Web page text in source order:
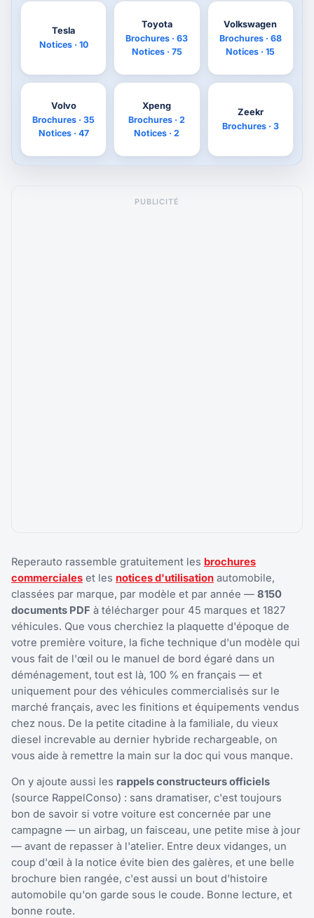
Tesla
Notices · 10
Toyota
Brochures · 63
Notices · 75
Volkswagen
Brochures · 68
Notices · 15
Volvo
Brochures · 35
Notices · 47
Xpeng
Brochures · 2
Notices · 2
Zeekr
Brochures · 3
PUBLICITÉ
Reperauto rassemble gratuitement les brochures
commerciales et les notices d'utilisation automobile,
classées par marque, par modèle et par année — 8150
documents PDF à télécharger pour 45 marques et 1827
véhicules. Que vous cherchiez la plaquette d'époque de
votre première voiture, la fiche technique d'un modèle qui
vous fait de l'œil ou le manuel de bord égaré dans un
déménagement, tout est là, 100 % en français — et
uniquement pour des véhicules commercialisés sur le
marché français, avec les finitions et équipements vendus
chez nous. De la petite citadine à la familiale, du vieux
diesel increvable au dernier hybride rechargeable, on
vous aide à remettre la main sur la doc qui vous manque.
On y ajoute aussi les rappels constructeurs officiels
(source RappelConso) : sans dramatiser, c'est toujours
bon de savoir si votre voiture est concernée par une
campagne — un airbag, un faisceau, une petite mise à jour
— avant de repasser à l'atelier. Entre deux vidanges, un
coup d'œil à la notice évite bien des galères, et une belle
brochure bien rangée, c'est aussi un bout d'histoire
automobile qu'on garde sous le coude. Bonne lecture, et
bonne route.